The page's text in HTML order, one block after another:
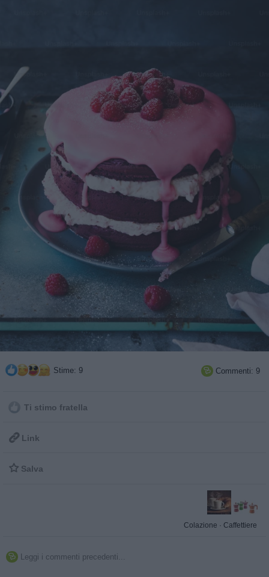
Stime: 9  Commenti: 9
Ti stimo fratella
 Link
 Salva
Colazione · Caffettiere
 Leggi i commenti precedenti...